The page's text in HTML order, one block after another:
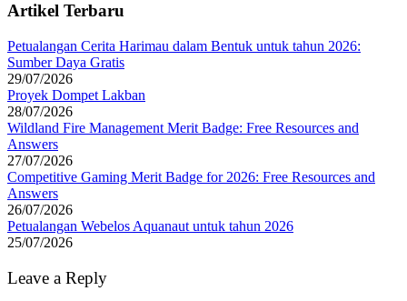
Artikel Terbaru
Petualangan Cerita Harimau dalam Bentuk untuk tahun 2026:
Sumber Daya Gratis
29/07/2026
Proyek Dompet Lakban
28/07/2026
Wildland Fire Management Merit Badge: Free Resources and
Answers
27/07/2026
Competitive Gaming Merit Badge for 2026: Free Resources and
Answers
26/07/2026
Petualangan Webelos Aquanaut untuk tahun 2026
25/07/2026
Leave a Reply